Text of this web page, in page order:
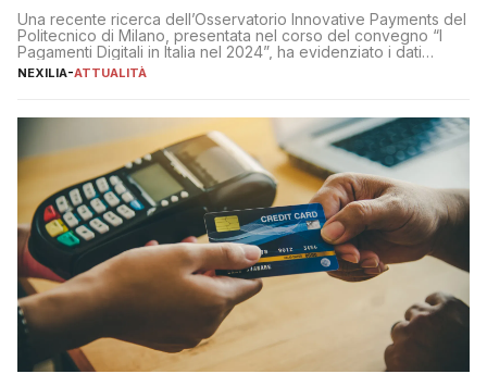
Una recente ricerca dell’Osservatorio Innovative Payments del
Politecnico di Milano, presentata nel corso del convegno “I
Pagamenti Digitali in Italia nel 2024”, ha evidenziato i dati
definitivi del primo semestre 2024 relativamente alle
NEXILIA-ATTUALITÀ